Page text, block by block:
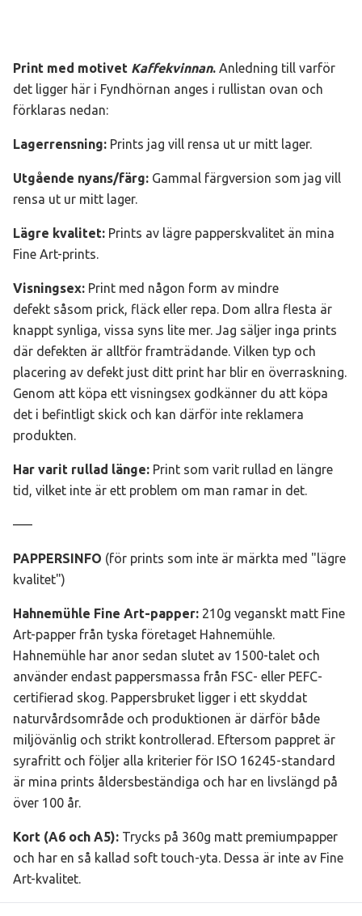
Print med motivet Kaffekvinnan. Anledning till varför
det ligger här i Fyndhörnan anges i rullistan ovan och
förklaras nedan:
Lagerrensning: Prints jag vill rensa ut ur mitt lager.
Utgående nyans/färg: Gammal färgversion som jag vill
rensa ut ur mitt lager.
Lägre kvalitet: Prints av lägre papperskvalitet än mina
Fine Art-prints.
Visningsex: Print med någon form av mindre
defekt såsom prick, fläck eller repa. Dom allra flesta är
knappt synliga, vissa syns lite mer. Jag säljer inga prints
där defekten är alltför framträdande. Vilken typ och
placering av defekt just ditt print har blir en överraskning.
Genom att köpa ett visningsex godkänner du att köpa
det i befintligt skick och kan därför inte reklamera
produkten.
Har varit rullad länge: Print som varit rullad en längre
tid, vilket inte är ett problem om man ramar in det.
–––
PAPPERSINFO (för prints som inte är märkta med "lägre
kvalitet")
Hahnemühle Fine Art-papper: 210g veganskt matt Fine
Art-papper från tyska företaget Hahnemühle.
Hahnemühle har anor sedan slutet av 1500-talet och
använder endast pappersmassa från FSC- eller PEFC-
certifierad skog. Pappersbruket ligger i ett skyddat
naturvårdsområde och produktionen är därför både
miljövänlig och strikt kontrollerad. Eftersom pappret är
syrafritt och följer alla kriterier för ISO 16245-standard
är mina prints åldersbeständiga och har en livslängd på
över 100 år.
Kort (A6 och A5): Trycks på 360g matt premiumpapper
och har en så kallad soft touch-yta. Dessa är inte av Fine
Art-kvalitet.